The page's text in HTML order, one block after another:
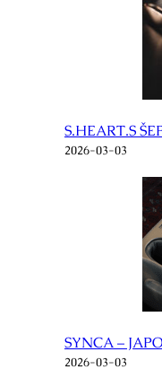
S.HEART.S
2026-03-03
SYNCA –
2026-03-03